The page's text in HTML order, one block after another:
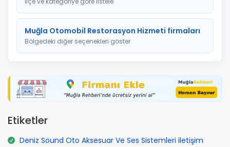
Muğla Otomobil Restorasyon Hizmeti firmaları
Bölgedeki diğer seçenekleri göster
Etiketler
Deniz Sound Oto Aksesuar Ve Ses Sistemleri iletişim